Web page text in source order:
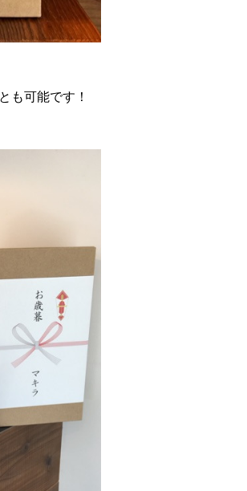
も可能です！